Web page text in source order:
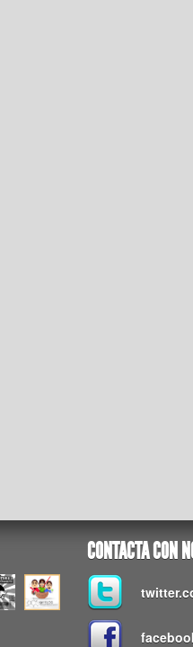
CONTACTA CON